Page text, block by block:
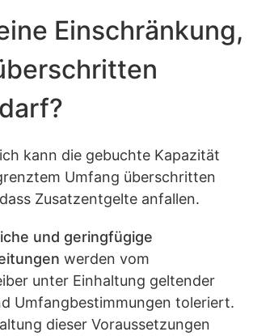
Einschränkung,
kann die gebuchte Kapazität
Umfang überschritten
Zusatzentgelte anfallen.
und geringfügige
werden vom
unter Einhaltung geltender
Umfangbestimmungen toleriert.
dieser Voraussetzungen